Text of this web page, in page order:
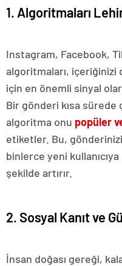
1. Algoritmaları
Instagram, Facebook,
algoritmaları, içeriğinizi
için en önemli sinyal
Bir gönderi kısa sürede
algoritma onu popüler
etiketler. Bu,
binlerce yeni
şekilde artırır.
2. Sosyal Kanıt ve
İnsan doğası gereği,